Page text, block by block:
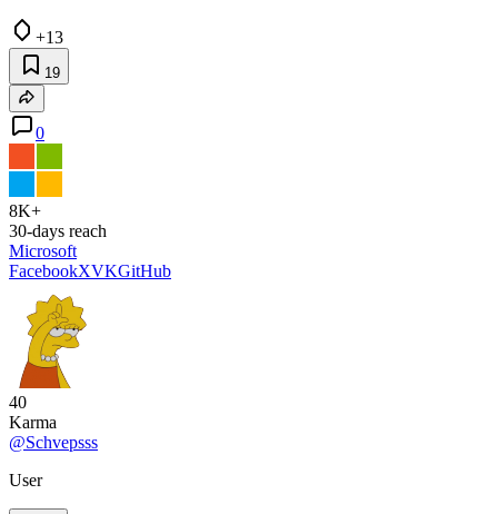
+13
19
0
8K+
30-days reach
Microsoft
FacebookXVKGitHub
40
Karma
@Schvepsss
User